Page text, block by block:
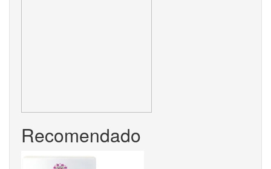
Recomendado